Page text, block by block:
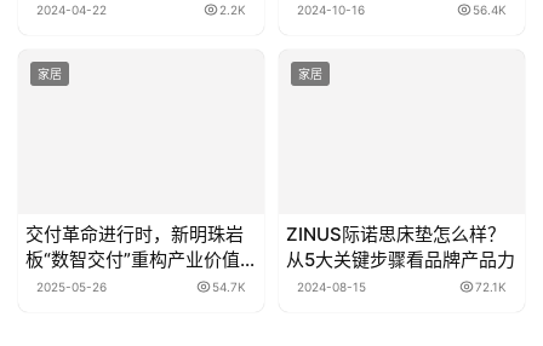
引领“智装+美装”风潮
2024-04-22 2.2K
场！
2024-10-16 56.4K
家居
交付革命进行时，新明珠岩
板“数智交付”重构产业价值
坐标
2025-05-26 54.7K
家居
ZINUS际诺思床垫怎么样？
从5大关键步骤看品牌产品力
2024-08-15 72.1K